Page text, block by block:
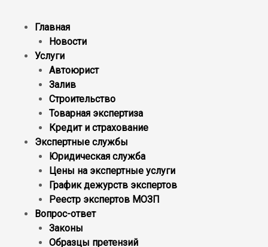
Главная
Новости
Услуги
Автоюрист
Залив
Строительство
Товарная экспертиза
Кредит и страхование
Экспертные службы
Юридическая служба
Цены на экспертные услуги
График дежурств экспертов
Реестр экcпертов МОЗП
Вопрос-ответ
Законы
Образцы претензий